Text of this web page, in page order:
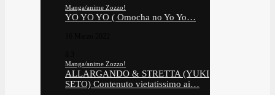
Manga/anime Zozzo!
YO YO YO ( Omocha no Yo Yo…
Manga/anime Zozzo!
ALLARGANDO & STRETTA (YUKI
SETO) Contenuto vietatissimo ai…